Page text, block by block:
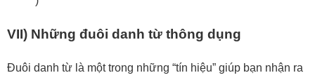
VII) Những đuôi danh từ thông dụng
Đuôi danh từ là một trong những “tín hiệu” giúp bạn nhận ra